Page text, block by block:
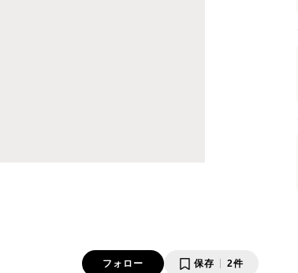
フォロー 保存 2件